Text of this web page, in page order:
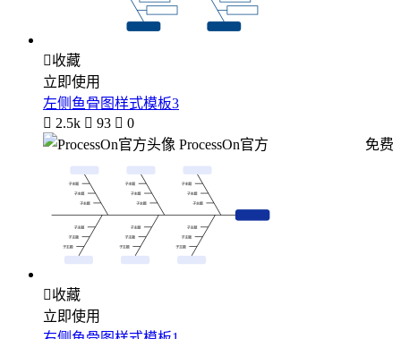
收藏
立即使用
左侧鱼骨图样式模板3
 2.5k  93  0
ProcessOn官方
免费
收藏
立即使用